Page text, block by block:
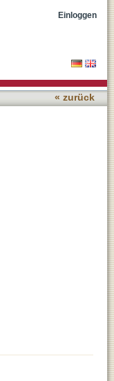
Einloggen
« zurück